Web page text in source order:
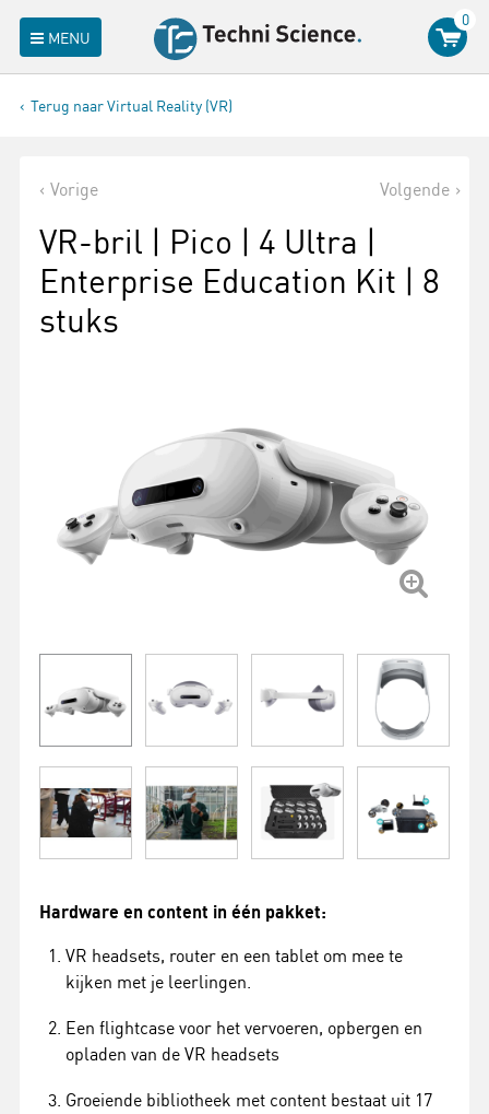
MENU
0
Terug naar Virtual Reality (VR)
Vorige Volgende
VR-bril | Pico | 4 Ultra |
Enterprise Education Kit | 8
stuks
Hardware en content in één pakket:
VR headsets, router en een tablet om mee te
kijken met je leerlingen.
Een flightcase voor het vervoeren, opbergen en
opladen van de VR headsets
Groeiende bibliotheek met content bestaat uit 17